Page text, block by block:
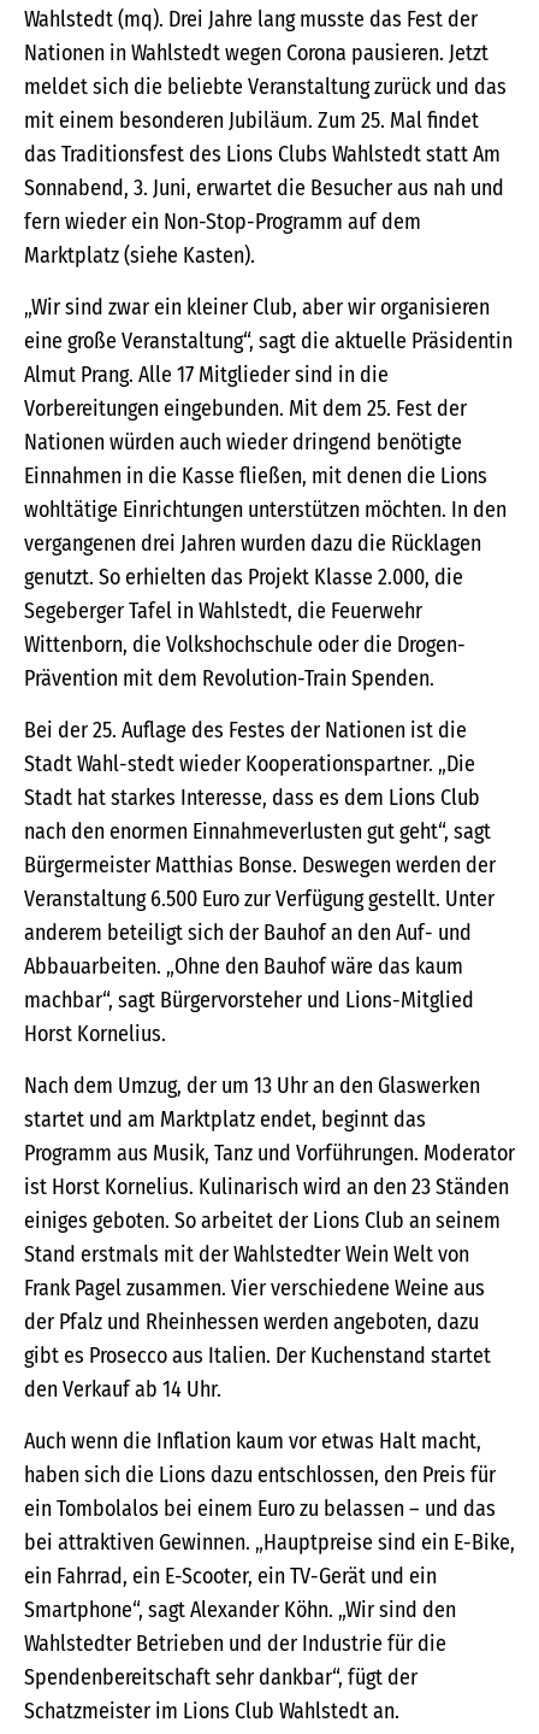
Wahlstedt (mq). Drei Jahre lang musste das Fest der
Nationen in Wahlstedt wegen Corona pausieren. Jetzt
meldet sich die beliebte Veranstaltung zurück und das
mit einem besonderen Jubiläum. Zum 25. Mal findet
das Traditionsfest des Lions Clubs Wahlstedt statt Am
Sonnabend, 3. Juni, erwartet die Besucher aus nah und
fern wieder ein Non-Stop-Programm auf dem
Marktplatz (siehe Kasten).
„Wir sind zwar ein kleiner Club, aber wir organisieren
eine große Veranstaltung“, sagt die aktuelle Präsidentin
Almut Prang. Alle 17 Mitglieder sind in die
Vorbereitungen eingebunden. Mit dem 25. Fest der
Nationen würden auch wieder dringend benötigte
Einnahmen in die Kasse fließen, mit denen die Lions
wohltätige Einrichtungen unterstützen möchten. In den
vergangenen drei Jahren wurden dazu die Rücklagen
genutzt. So erhielten das Projekt Klasse 2.000, die
Segeberger Tafel in Wahlstedt, die Feuerwehr
Wittenborn, die Volkshochschule oder die Drogen-
Prävention mit dem Revolution-Train Spenden.
Bei der 25. Auflage des Festes der Nationen ist die
Stadt Wahl-stedt wieder Kooperationspartner. „Die
Stadt hat starkes Interesse, dass es dem Lions Club
nach den enormen Einnahmeverlusten gut geht“, sagt
Bürgermeister Matthias Bonse. Deswegen werden der
Veranstaltung 6.500 Euro zur Verfügung gestellt. Unter
anderem beteiligt sich der Bauhof an den Auf- und
Abbauarbeiten. „Ohne den Bauhof wäre das kaum
machbar“, sagt Bürgervorsteher und Lions-Mitglied
Horst Kornelius.
Nach dem Umzug, der um 13 Uhr an den Glaswerken
startet und am Marktplatz endet, beginnt das
Programm aus Musik, Tanz und Vorführungen. Moderator
ist Horst Kornelius. Kulinarisch wird an den 23 Ständen
einiges geboten. So arbeitet der Lions Club an seinem
Stand erstmals mit der Wahlstedter Wein Welt von
Frank Pagel zusammen. Vier verschiedene Weine aus
der Pfalz und Rheinhessen werden angeboten, dazu
gibt es Prosecco aus Italien. Der Kuchenstand startet
den Verkauf ab 14 Uhr.
Auch wenn die Inflation kaum vor etwas Halt macht,
haben sich die Lions dazu entschlossen, den Preis für
ein Tombolalos bei einem Euro zu belassen – und das
bei attraktiven Gewinnen. „Hauptpreise sind ein E-Bike,
ein Fahrrad, ein E-Scooter, ein TV-Gerät und ein
Smartphone“, sagt Alexander Köhn. „Wir sind den
Wahlstedter Betrieben und der Industrie für die
Spendenbereitschaft sehr dankbar“, fügt der
Schatzmeister im Lions Club Wahlstedt an.